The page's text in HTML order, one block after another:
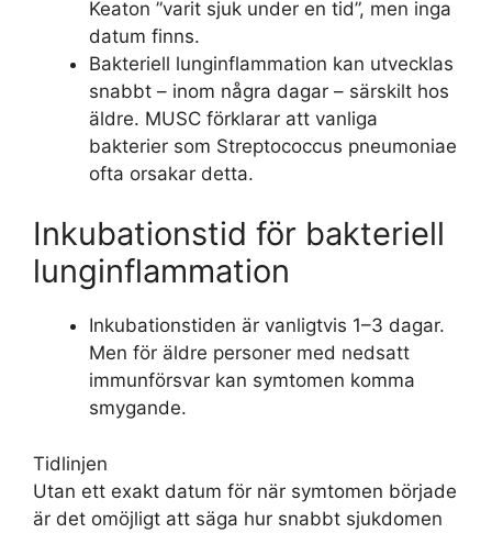
Keaton ”varit sjuk under en tid”, men inga
datum finns.
Bakteriell lunginflammation kan utvecklas
snabbt – inom några dagar – särskilt hos
äldre. MUSC förklarar att vanliga
bakterier som Streptococcus pneumoniae
ofta orsakar detta.
Inkubationstid för bakteriell
lunginflammation
Inkubationstiden är vanligtvis 1–3 dagar.
Men för äldre personer med nedsatt
immunförsvar kan symtomen komma
smygande.
Tidlinjen
Utan ett exakt datum för när symtomen började
är det omöjligt att säga hur snabbt sjukdomen